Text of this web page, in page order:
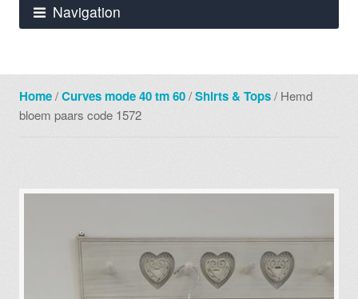
Navigation
Home/Curves mode 40 tm 60/Shirts & Tops/ Hemd
bloem paars code 1572